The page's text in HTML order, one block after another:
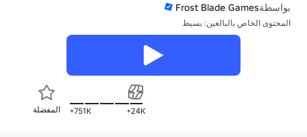
بواسطةFrost Blade Games
المحتوى الخاص بالبالغين: بسيط
المفضلة 751K+ 24K+